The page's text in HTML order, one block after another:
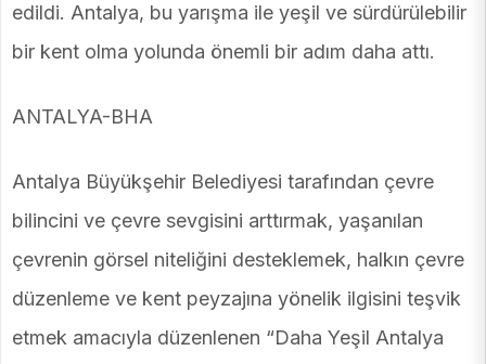
edildi. Antalya, bu yarışma ile yeşil ve sürdürülebilir
bir kent olma yolunda önemli bir adım daha attı.
ANTALYA-BHA
Antalya Büyükşehir Belediyesi tarafından çevre
bilincini ve çevre sevgisini arttırmak, yaşanılan
çevrenin görsel niteliğini desteklemek, halkın çevre
düzenleme ve kent peyzajına yönelik ilgisini teşvik
etmek amacıyla düzenlenen “Daha Yeşil Antalya